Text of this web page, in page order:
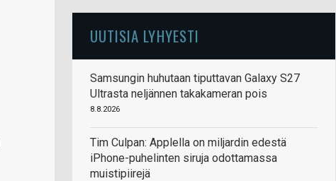
UUTISIA LYHYESTI
Samsungin huhutaan tiputtavan Galaxy S27
Ultrasta neljännen takakameran pois
8.8.2026
Tim Culpan: Applella on miljardin edestä
iPhone-puhelinten siruja odottamassa
muistipiirejä